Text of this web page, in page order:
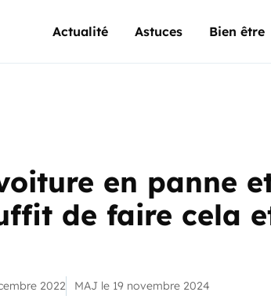
Actualité Astuces Bien être
en panne
de faire cela
2022 MAJ le 19 novembre 2024